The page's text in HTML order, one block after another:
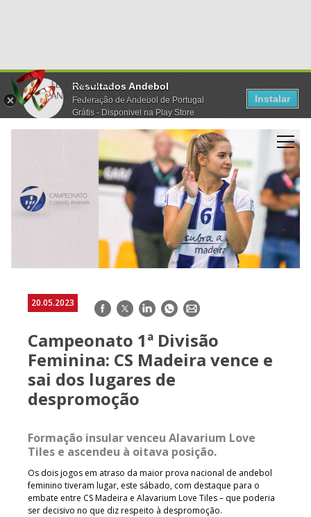
Resultados Andebol
Federação de Andebol de Portugal
Grátis - Disponivel na Play Store
Instalar
20.05.2023 Facebook
TwitterLinkedInWhatsApp
E-
Campeonato 1ª Divisão
Feminina: CS Madeira vence e
sai dos lugares de
despromoção
Formação insular venceu Alavarium Love
Tiles e ascendeu à oitava posição.
Os dois jogos em atraso da maior prova nacional de andebol
feminino tiveram lugar, este sábado, com destaque para o
embate entre CS Madeira e Alavarium Love Tiles – que poderia
ser decisivo no que diz respeito à despromoção.